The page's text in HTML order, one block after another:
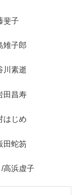
斐子
雉子郎
川素逝
田昌寿
はじめ
田蛇笏
高浜虚子